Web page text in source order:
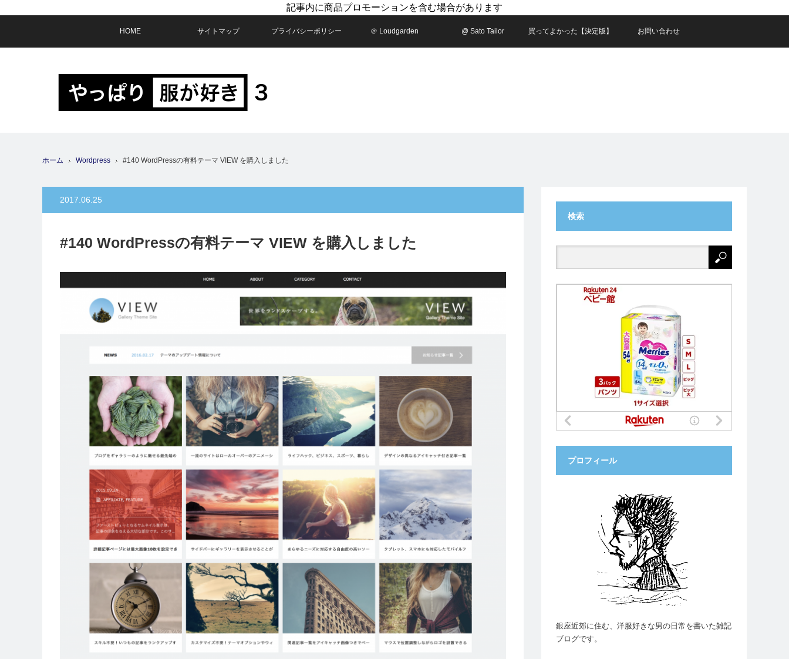
記事内に商品プロモーションを含む場合があります
HOME サイトマップ プライバシーポリシー ＠ Loudgarden @ Sato Tailor 買ってよかった【決定版】 お問い合わせ
ホーム Wordpress #140 WordPressの有料テーマ VIEW を購入しました
2017.06.25
#140 WordPressの有料テーマ VIEW を購入しました
検索
プロフィール
銀座近郊に住む、洋服好きな男の日常を書いた雑記
ブログです。